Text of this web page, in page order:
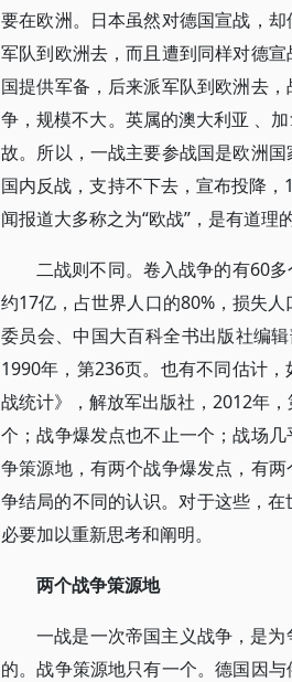
要在欧洲。日本虽然对德国宣战，
军队到欧洲去，而且遭到同样对德
国提供军备，后来派军队到欧洲去
争，规模不大。英属的澳大利亚 、
故。所以，一战主要参战国是欧洲
国内反战，支持不下去，宣布投降
闻报道大多称之为“欧战”，是有道理的
二战则不同。卷入战争的有60
约17亿，占世界人口的80%，损失
委员会、中国大百科全书出版社编
1990年，第236页。也有不同估计
战统计》，解放军出版社，2012年
个；战争爆发点也不止一个；战场
争策源地，有两个战争爆发点，有
争结局的不同的认识。对于这些，
必要加以重新思考和阐明。
两个战争策源地
一战是一次帝国主义战争，是
的。战争策源地只有一个。德国因